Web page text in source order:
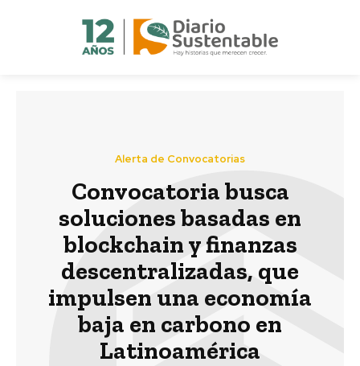
Alerta de Convocatorias
Convocatoria busca
soluciones basadas en
blockchain y finanzas
descentralizadas, que
impulsen una economía
baja en carbono en
Latinoamérica